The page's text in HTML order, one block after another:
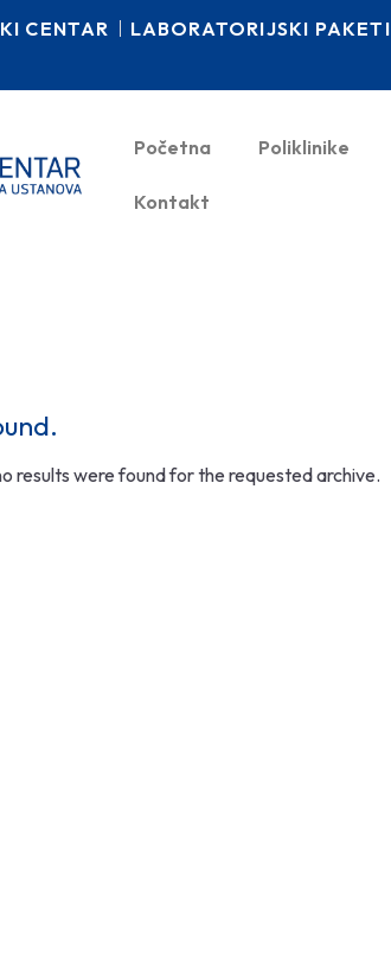
CENTAR
LABORATORIJSKI PAKETI
Početna Poliklinike
Kontakt
results were found for the requested archive.